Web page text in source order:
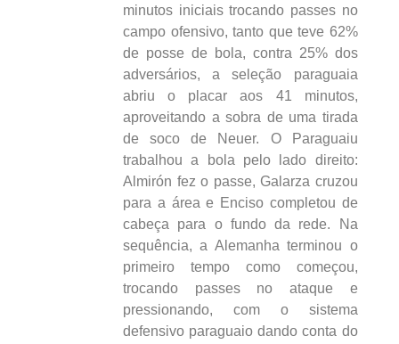
minutos iniciais trocando passes no
campo ofensivo, tanto que teve 62%
de posse de bola, contra 25% dos
adversários, a seleção paraguaia
abriu o placar aos 41 minutos,
aproveitando a sobra de uma tirada
de soco de Neuer. O Paraguaiu
trabalhou a bola pelo lado direito:
Almirón fez o passe, Galarza cruzou
para a área e Enciso completou de
cabeça para o fundo da rede. Na
sequência, a Alemanha terminou o
primeiro tempo como começou,
trocando passes no ataque e
pressionando, com o sistema
defensivo paraguaio dando conta do